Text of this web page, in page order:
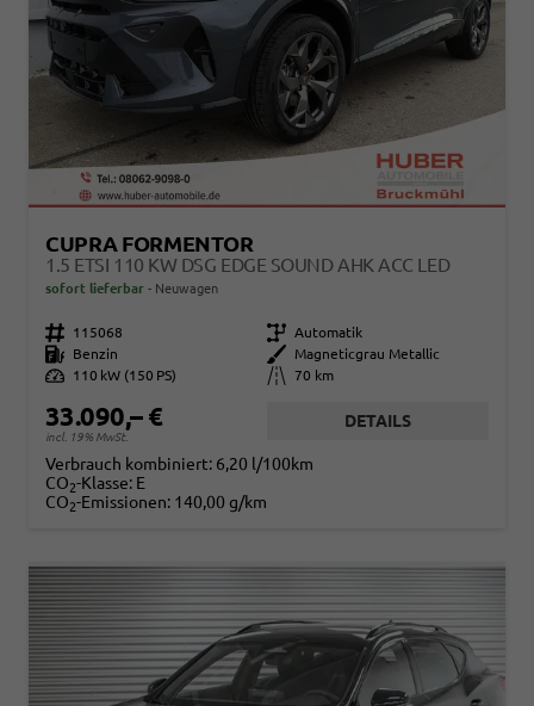
CUPRA FORMENTOR
1.5 ETSI 110 KW DSG EDGE SOUND AHK ACC LED
sofort lieferbar Neuwagen
Fahrzeugnr. 115068 Getriebe Automatik
Kraftstoff
Benzin Außenfarbe
Magneticgrau Metallic
Leistung
110 kW (150 PS) Kilometerstand 70 km
33.090,– €
incl. 19% MwSt.
DETAILS
Verbrauch kombiniert: 6,20 l/100km
CO2-Klasse: E
CO2-Emissionen: 140,00 g/km